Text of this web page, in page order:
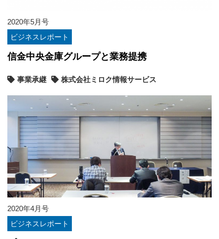
2020年5月号
ビジネスレポート
信金中央金庫グループと業務提携
事業承継 株式会社ミロク情報サービス
2020年4月号
ビジネスレポート